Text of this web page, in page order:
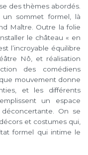
des thèmes abordés.
sommet formel, là
Maître. Outre la folie
le château « en
l’incroyable équilibre
Nô, et réalisation
des comédiens
mouvement donne
et les différents
un espace
On se
et costumes qui,
formel qui intime le